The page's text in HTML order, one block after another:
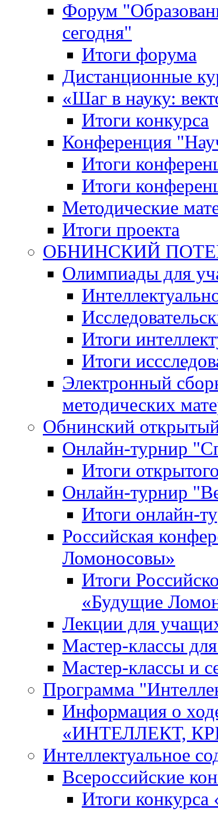
Форум
сегодня"
Итоги форума
Дистанционные
«Шаг в науку:
Итоги конкурса
Конференция
Итоги
Итоги
Методические
Итоги проекта
ОБНИНСКИЙ
Олимпиады для
Итоги
Итоги
Электронный
методических
Обнинский
Онлайн-турнир
Итоги
Онлайн-турнир
Итоги онлайн-
Российская
Ломоносовы»
Итоги
«Будущие
Лекции для
Мастер-классы
Мастер-классы и
Программа
Информация о
«ИНТЕЛЛЕКТ,
Интеллектуальное
Всероссийские
Итоги конкурса